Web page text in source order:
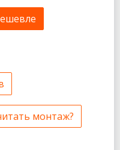
монтаж?